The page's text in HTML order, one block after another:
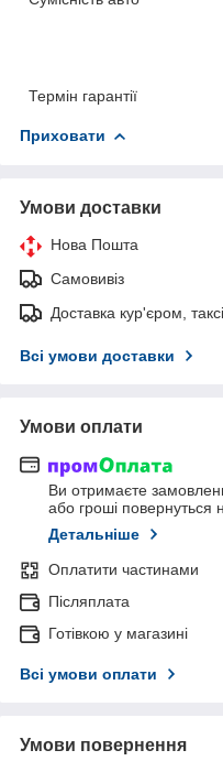
Термін гарантії
Приховати
Умови доставки
Нова Пошта
Самовивіз
Доставка кур'єром, таксі
Всі умови доставки
Умови оплати
Ви отримаєте
або гроші повернуться
Детальніше
Оплатити частинами
Післяплата
Готівкою у магазині
Всі умови оплати
Умови повернення